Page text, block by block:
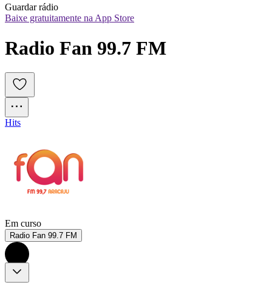
Guardar rádio
Baixe gratuitamente na App Store
Radio Fan 99.7 FM
Hits
Em curso
Radio Fan 99.7 FM